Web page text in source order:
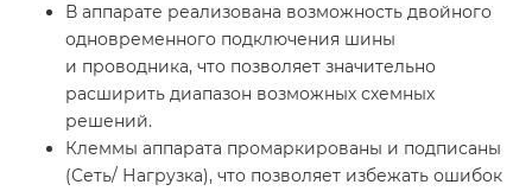
В аппарате реализована возможность двойного
одновременного подключения шины
и проводника, что позволяет значительно
расширить диапазон возможных схемных
решений.
Клеммы аппарата промаркированы и подписаны
(Сеть/ Нагрузка), что позволяет избежать ошибок